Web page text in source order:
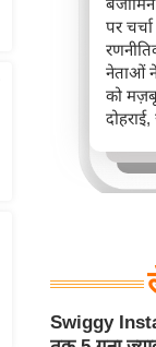
पर
नेताओं ने
को
करता
Swiggy